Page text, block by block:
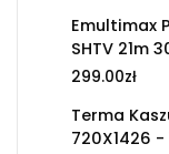
Emultimax
SHTV 21m
299.00zł
Terma
720X1426 -